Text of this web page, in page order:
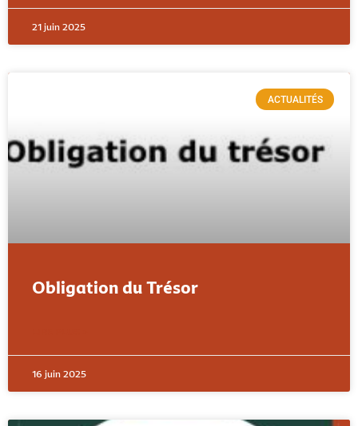
21 juin 2025
ACTUALITÉS
Obligation du Trésor
16 juin 2025